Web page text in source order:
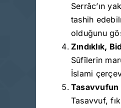
Serrâc’ın
tashih
olduğunu
Zındıklık,
Sûfîlerin
İslami
Tasavvufun
Tasavvuf,